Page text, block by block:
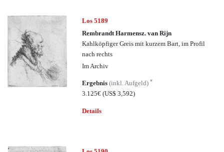
Los 5189
Rembrandt Harmensz. van Rijn
Kahlköpfiger Greis mit kurzem Bart, im Profil
nach rechts
Im Archiv
Ergebnis(inkl. Aufgeld)*
3.125€(US$ 3,592)
Details